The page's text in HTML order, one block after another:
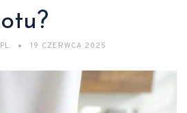
19 CZERWCA 2025